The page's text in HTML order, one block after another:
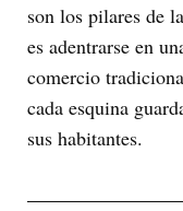
son los pilares de
es adentrarse en
comercio
cada esquina
sus habitantes.